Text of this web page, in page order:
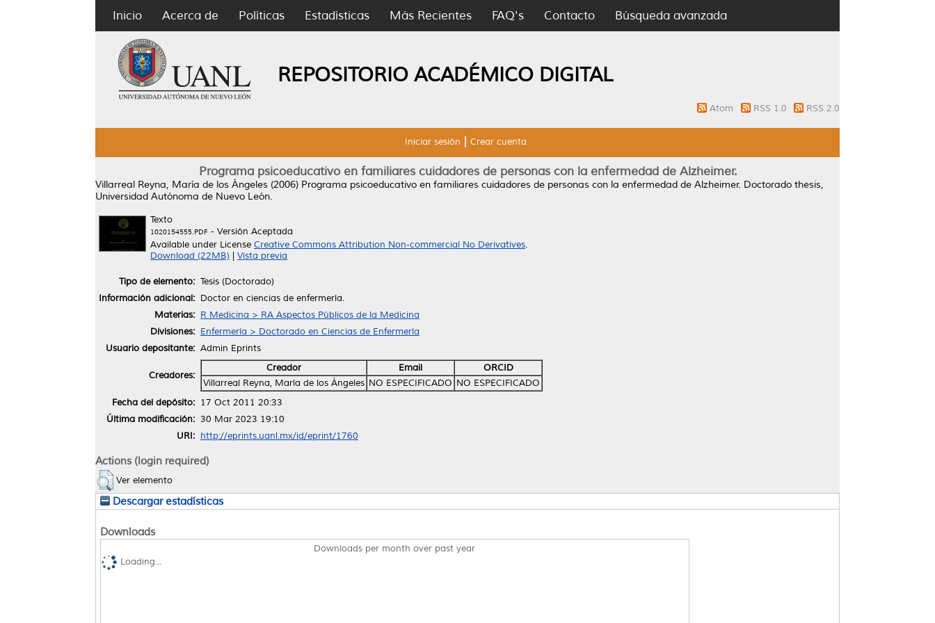
Inicio Acerca de Políticas Estadísticas Más Recientes FAQ's Contacto Búsqueda avanzada
REPOSITORIO ACADÉMICO DIGITAL
Atom RSS 1.0 RSS 2.0
Iniciar sesión Crear cuenta
Programa psicoeducativo en familiares cuidadores de personas con la enfermedad de Alzheimer.
Villarreal Reyna, María de los Ángeles (2006) Programa psicoeducativo en familiares cuidadores de personas con la enfermedad de Alzheimer. Doctorado thesis,
Universidad Autónoma de Nuevo León.
Texto
1020154555.PDF - Versión Aceptada
Available under License Creative Commons Attribution Non-commercial No Derivatives.
Download (22MB)
Vista previa
Tipo de elemento: Tesis (Doctorado)
Información adicional: Doctor en ciencias de enfermería.
Materias: R Medicina > RA Aspectos Públicos de la Medicina
Divisiones: Enfermería > Doctorado en Ciencias de Enfermería
Usuario depositante: Admin Eprints
Creadores:
Creador Email
ORCID
Villarreal Reyna, María de los Ángeles NO ESPECIFICADO NO ESPECIFICADO
Fecha del depósito: 17 Oct 2011 20:33
Última modificación: 30 Mar 2023 19:10
URI: http://eprints.uanl.mx/id/eprint/1760
Actions (login required)
Ver elemento
Descargar estadísticas
Downloads
Downloads per month over past year
Loading...